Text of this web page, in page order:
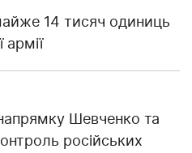
14 тисяч одиниць
армії
Шевченко та
російських